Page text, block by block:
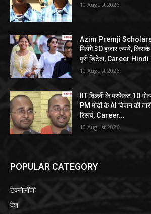
10 August 2026
Azim Premji
मिलेंगे 30 हजार रुपये, किसके
पूरी डिटेल, Career
10 August 2026
IIT दिल्ली के परफेक्ट 10
PM मोदी के AI विजन की
रिसर्च, Career...
10 August 2026
POPULAR CATEGORY
टेक्नोलॉजी
देश